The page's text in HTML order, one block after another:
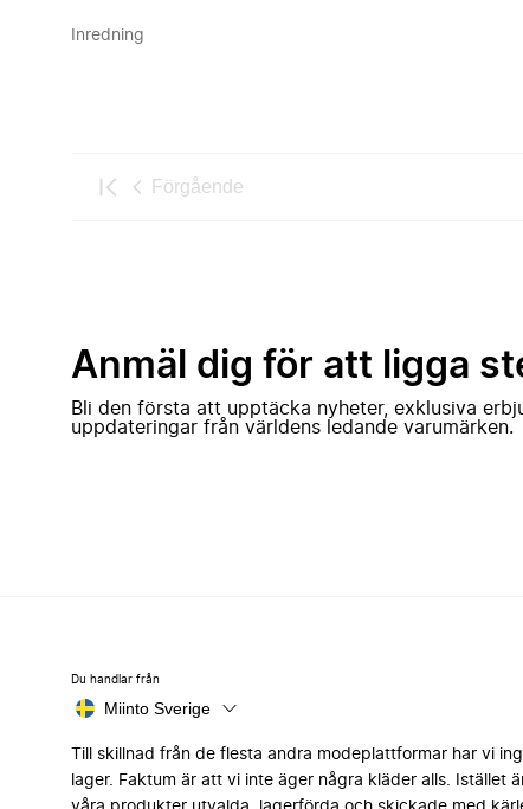
Inredning
Förgående
Anmäl dig för att ligga
Bli den första att upptäcka nyheter, exklusiva
uppdateringar från världens ledande varumärken.
Du handlar från
Miinto Sverige
Till skillnad från de flesta andra modeplattformar har vi
lager. Faktum är att vi inte äger några kläder alls. Istället